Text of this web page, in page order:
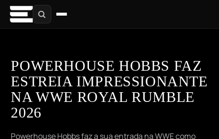
POWERHOUSE HOBBS FAZ
ESTREIA IMPRESSIONANTE
NA WWE ROYAL RUMBLE
2026
Powerhouse Hobbs faz a sua entrada na WWE como